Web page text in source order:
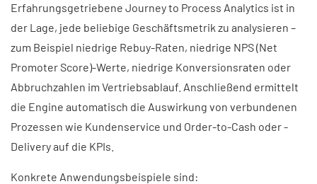
Erfahrungsgetriebene Journey to Process Analytics ist in
der Lage, jede beliebige Geschäftsmetrik zu analysieren –
zum Beispiel niedrige Rebuy-Raten, niedrige NPS (Net
Promoter Score)-Werte, niedrige Konversionsraten oder
Abbruchzahlen im Vertriebsablauf. Anschließend ermittelt
die Engine automatisch die Auswirkung von verbundenen
Prozessen wie Kundenservice und Order-to-Cash oder -
Delivery auf die KPIs.
Konkrete Anwendungsbeispiele sind: